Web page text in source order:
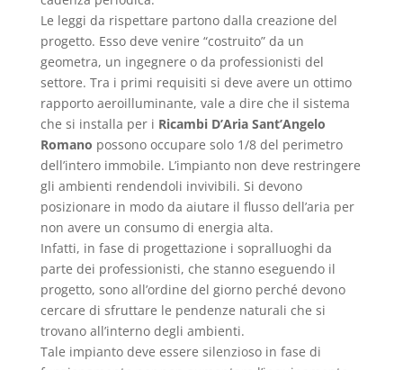
Le leggi da rispettare partono dalla creazione del
progetto. Esso deve venire “costruito” da un
geometra, un ingegnere o da professionisti del
settore. Tra i primi requisiti si deve avere un ottimo
rapporto aeroilluminante, vale a dire che il sistema
che si installa per i Ricambi D’Aria Sant’Angelo
Romano possono occupare solo 1/8 del perimetro
dell’intero immobile. L’impianto non deve restringere
gli ambienti rendendoli invivibili. Si devono
posizionare in modo da aiutare il flusso dell’aria per
non avere un consumo di energia alta.
Infatti, in fase di progettazione i sopralluoghi da
parte dei professionisti, che stanno eseguendo il
progetto, sono all’ordine del giorno perché devono
cercare di sfruttare le pendenze naturali che si
trovano all’interno degli ambienti.
Tale impianto deve essere silenzioso in fase di